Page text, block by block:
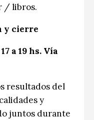
/ libros.
y cierre
a 19 hs. Vía
resultados del
y
juntos durante